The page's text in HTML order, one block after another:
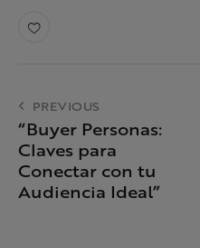
PREVIOUS
“Buyer Personas:
Claves para
Conectar con tu
Audiencia Ideal”